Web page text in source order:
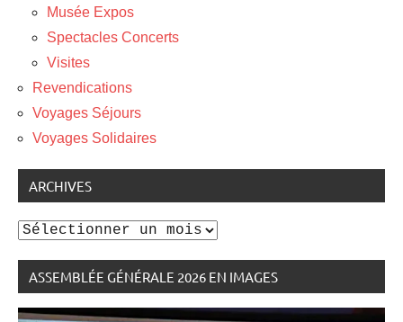
Musée Expos
Spectacles Concerts
Visites
Revendications
Voyages Séjours
Voyages Solidaires
ARCHIVES
Archives
ASSEMBLÉE GÉNÉRALE 2026 EN IMAGES